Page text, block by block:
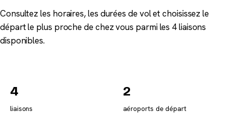
Consultez les horaires, les durées de vol et choisissez le
départ le plus proche de chez vous parmi les 4 liaisons
disponibles.
4
liaisons
2
aéroports de départ